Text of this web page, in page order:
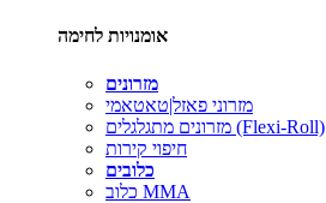
אומנויות לחימה
מזרונים
מזרוני פאזל|טאטאמי
מזרונים מתגלגלים (Flexi-Roll)
חיפוי קירות
כלובים
כלוב MMA